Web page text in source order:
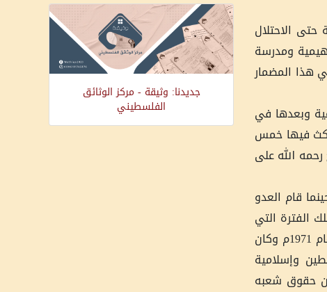
الاحتلال
ومدرسة
هذا المضمار
وبعدها في
الشرعية ومكث فيها خمس
رحمه الله على
إلى مسقط رأسه في مدينة خليل الرحمن وكان قاضيها الشرعي حتى عام 1980م حينما قام العدو
الفترة التي
قضاها في الخليل كان رحمه الله صاحب المواقف الجليلة في المشاركة في بناء بلده فقد قام بإنشاء كلية الشريعة عام 1971م وكان
وإسلامية
حقوق شعبه
جديدنا: وثيقة - مركز الوثائق
الفلسطيني